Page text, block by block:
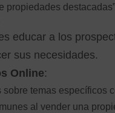
propiedades
educar a los
sus necesidades.
Online:
temas específicos
al vender una